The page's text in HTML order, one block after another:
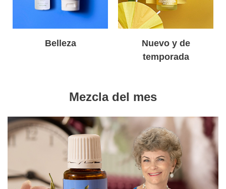
Belleza
Nuevo y de
temporada
Mezcla del mes